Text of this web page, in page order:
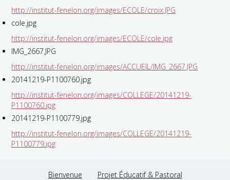
http://institut-fenelon.org/images/ECOLE/croix.JPG
cole.jpg
http://institut-fenelon.org/images/ECOLE/cole.jpg
IMG_2667.JPG
http://institut-fenelon.org/images/ACCUEIL/IMG_2667.JPG
20141219-P1100760.jpg
http://institut-fenelon.org/images/COLLEGE/20141219-
P1100760.jpg
20141219-P1100779.jpg
http://institut-fenelon.org/images/COLLEGE/20141219-
P1100779.jpg
Bienvenue Projet Éducatif & Pastoral